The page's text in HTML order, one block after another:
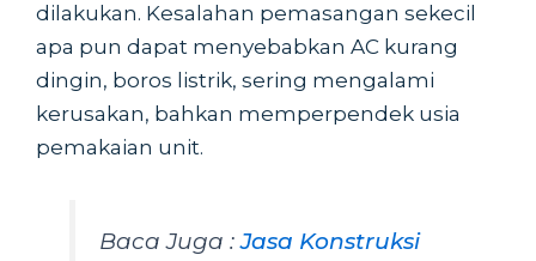
dilakukan. Kesalahan pemasangan sekecil
apa pun dapat menyebabkan AC kurang
dingin, boros listrik, sering mengalami
kerusakan, bahkan memperpendek usia
pemakaian unit.
Baca Juga :Jasa Konstruksi